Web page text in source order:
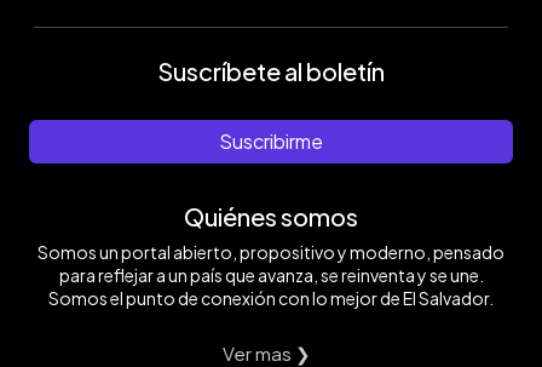
Suscríbete al boletín
Suscribirme
Quiénes somos
Somos un portal abierto, propositivo y moderno, pensado
para reflejar a un país que avanza, se reinventa y se une.
Somos el punto de conexión con lo mejor de El Salvador.
Ver mas ❯